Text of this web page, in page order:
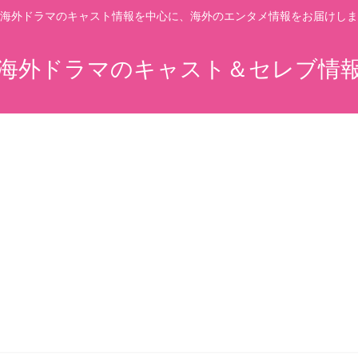
外ドラマのキャスト情報を中心に、海外のエンタメ情報をお届けし
外ドラマのキャスト＆セレブ情